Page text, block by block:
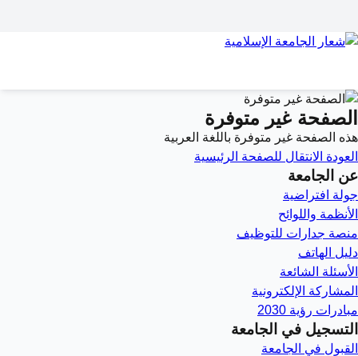
الصفحة غير متوفرة
هذه الصفحة غير متوفرة باللغة العربية
العودة الانتقال للصفحة الرئيسية
عن الجامعة
جولة افتراضية
الأنظمة واللوائح
منصة جدارات للتوظيف
دليل الهاتف
الأسئلة الشائعة
المشاركة الإلكترونية
مبادرات رؤية 2030
التسجيل في الجامعة
القبول في الجامعة